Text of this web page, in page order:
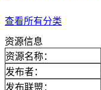
查看所有分类
资源信息
资源名称：
发布者：
发布联盟：